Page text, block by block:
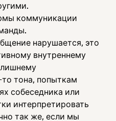
коммуникации
нарушается, это
внутреннему
тона, попыткам
собеседника или
интерпретировать
так же, если мы